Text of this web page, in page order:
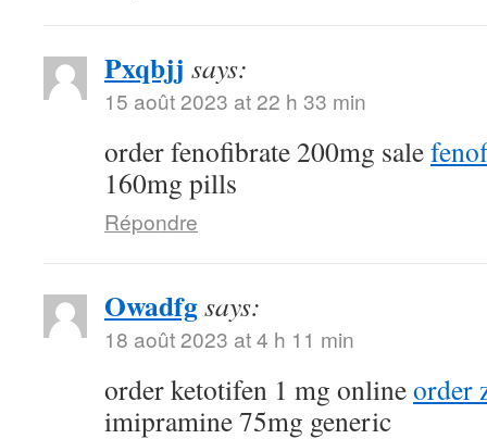
Pxqbjj says:
15 août 2023 at 22 h 33 min
order fenofibrate 200mg sale
160mg pills
Répondre
Owadfgsays:
18 août 2023 at 4 h 11 min
order ketotifen 1 mg onlineorder
imipramine 75mg generic